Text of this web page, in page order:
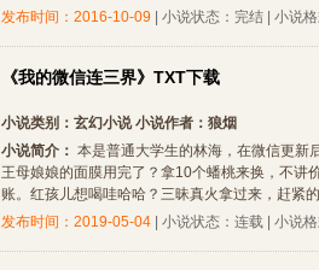
发布时间：2016-10-09 | 小说状态：完结 | 小说
《我的微信连三界》TXT下载
小说类别： 玄幻小说小说作者： 狼烟
小说简介： 本是普通大学生的林海，在微信更新
王母娘娘的面膜用完了？拿10个蟠桃来换，不讲
账。红孩儿想喝哇哈哈？三昧真火拿过来，赶紧
发布时间：2019-05-04 | 小说状态：连载 | 小说